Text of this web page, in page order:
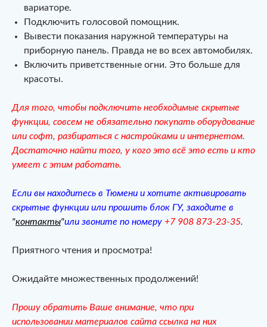
вариаторе.
Подключить голосовой помощник.
Вывести показания наружной температуры на
приборную панель. Правда не во всех автомобилях.
Включить приветственные огни. Это больше для
красоты.
Для того, чтобы подключить необходимые скрытые
функции, совсем не обязательно покупать оборудование
или софт, разбираться с настройками и интернетом.
Достаточно найти того, у кого это всё это есть и кто
умеет с этим работать.
Если вы находитесь в Тюмени и хотите активировать
скрытые функции или прошить блок ГУ, заходите в
"контакты"или звоните по номеру +7 908 873-23-35.
Приятного чтения и просмотра!
Ожидайте множественных продолжений!
Прошу обратить Ваше внимание, что при
использовании материалов сайта ссылка на них